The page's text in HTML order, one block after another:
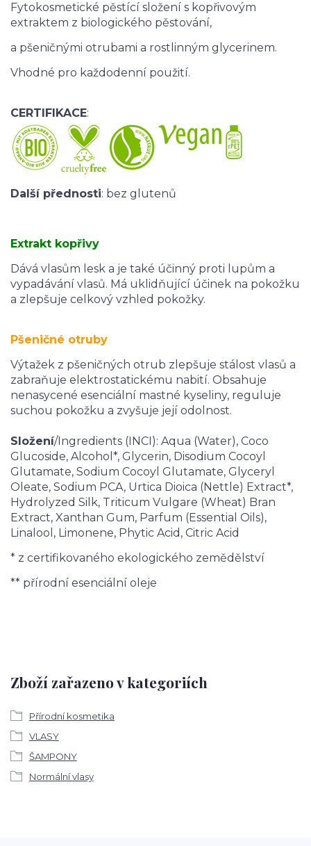
Fytokosmetické pěstící složení s kopřivovým
extraktem z biologického pěstování,
a pšeničnými otrubami a rostlinným glycerinem.
Vhodné pro každodenní použití.
CERTIFIKACE:
Další přednosti: bez glutenů
Extrakt kopřivy
Dává vlasům lesk a je také účinný proti lupům a
vypadávání vlasů. Má uklidňující účinek na pokožku
a zlepšuje celkový vzhled pokožky.
Pšeničné otruby
Výtažek z pšeničných otrub zlepšuje stálost vlasů a
zabraňuje elektrostatickému nabití. Obsahuje
nenasycené esenciální mastné kyseliny, reguluje
suchou pokožku a zvyšuje její odolnost.
Složení/Ingredients (INCI): Aqua (Water), Coco
Glucoside, Alcohol*, Glycerin, Disodium Cocoyl
Glutamate, Sodium Cocoyl Glutamate, Glyceryl
Oleate, Sodium PCA, Urtica Dioica (Nettle) Extract*,
Hydrolyzed Silk, Triticum Vulgare (Wheat) Bran
Extract, Xanthan Gum, Parfum (Essential Oils),
Linalool, Limonene, Phytic Acid, Citric Acid
* z certifikovaného ekologického zemědělství
** přírodní esenciální oleje
Zboží zařazeno v kategoriích
Přírodní kosmetika
VLASY
ŠAMPONY
Normální vlasy